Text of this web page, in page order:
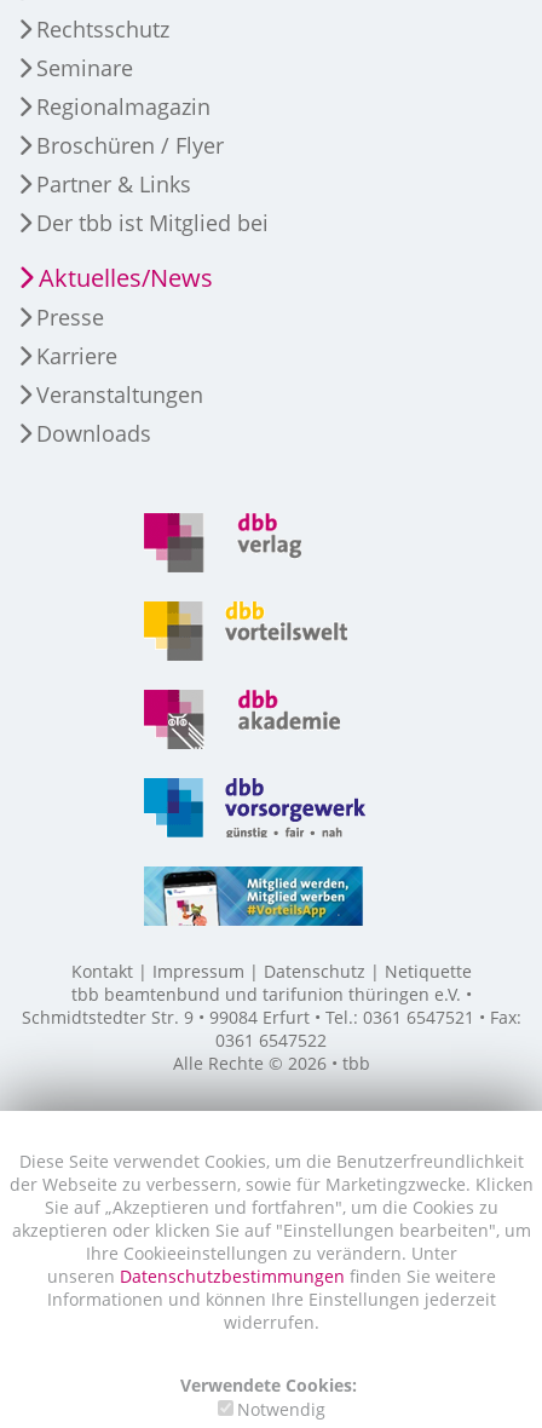
Diese Seite verwendet Cookies, um die Benutzerfreundlichkeit
der Webseite zu verbessern, sowie für Marketingzwecke. Klicken
Sie auf „Akzeptieren und fortfahren", um die Cookies zu
akzeptieren oder klicken Sie auf "Einstellungen bearbeiten", um
Ihre Cookieeinstellungen zu verändern. Unter
unseren Datenschutzbestimmungen finden Sie weitere
Informationen und können Ihre Einstellungen jederzeit
widerrufen.
Verwendete Cookies:
Notwendig
Rechtsschutz
Seminare
Regionalmagazin
Broschüren / Flyer
Partner & Links
Der tbb ist Mitglied bei
Aktuelles/News
Presse
Karriere
Veranstaltungen
Downloads
Kontakt Impressum Datenschutz
Netiquette
tbb beamtenbund und tarifunion thüringen e.V. •
Schmidtstedter Str. 9 • 99084 Erfurt • Tel.: 0361 6547521 • Fax:
0361 6547522
Alle Rechte © 2026 • tbb